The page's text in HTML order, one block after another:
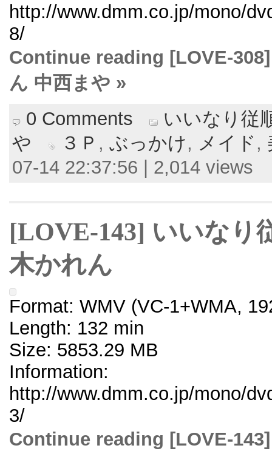
http://www.dmm.co.jp/mono/
8/
Continue reading [LOVE-
ん 中西まや »
0 Comments
いいなり従
や
３Ｐ , ぶっかけ, メイド ,
07-14 22:37:56 | 2,014 views
[LOVE-143] いいなり
木かれん
Format: WMV (VC-1+WMA,
Length: 132 min
Size: 5853.29 MB
Information:
http://www.dmm.co.jp/mono/
3/
Continue reading [LOVE-